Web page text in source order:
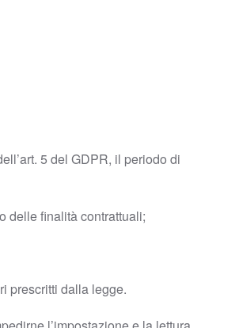
5 del GDPR, il periodo di
delle finalità contrattuali;
prescritti dalla legge.